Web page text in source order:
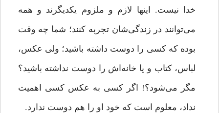
خدا نیست. اینها لازم و ملزوم یکدیگرند و همه
مى‌‌توانند در زندگی‌شان تجربه کنند؛ شما چه وقت
بوده که کسى را دوست داشته باشید؛ ولی عکس،
لباس، کتاب و یا خانه‌‌اش را دوست نداشته باشید؟
مگر مى‌‌شود؟! اگر کسى به عکس کسى اهمیت
نداد، معلوم است که خود او را هم دوست ندارد.